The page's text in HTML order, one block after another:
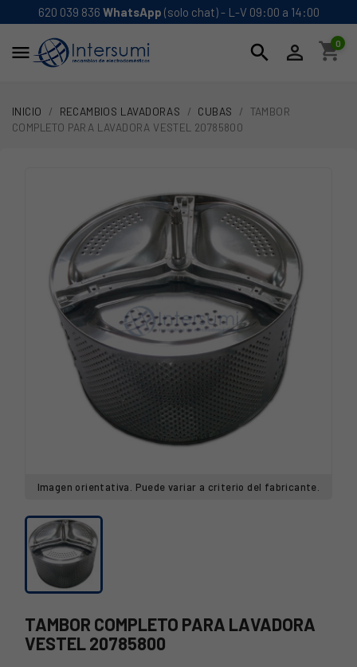
620 039 836 WhatsApp (solo chat) - L-V 09:00 a 14:00
 search  shopping_cart
0
INICIO RECAMBIOS LAVADORAS CUBAS
TAMBOR
COMPLETO PARA LAVADORA VESTEL 20785800
Imagen orientativa. Puede variar a criterio del fabricante.
TAMBOR COMPLETO PARA LAVADORA
VESTEL 20785800